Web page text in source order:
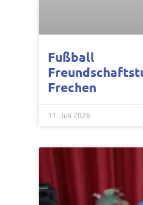
Fußball
Frechen
11. Juli 2026